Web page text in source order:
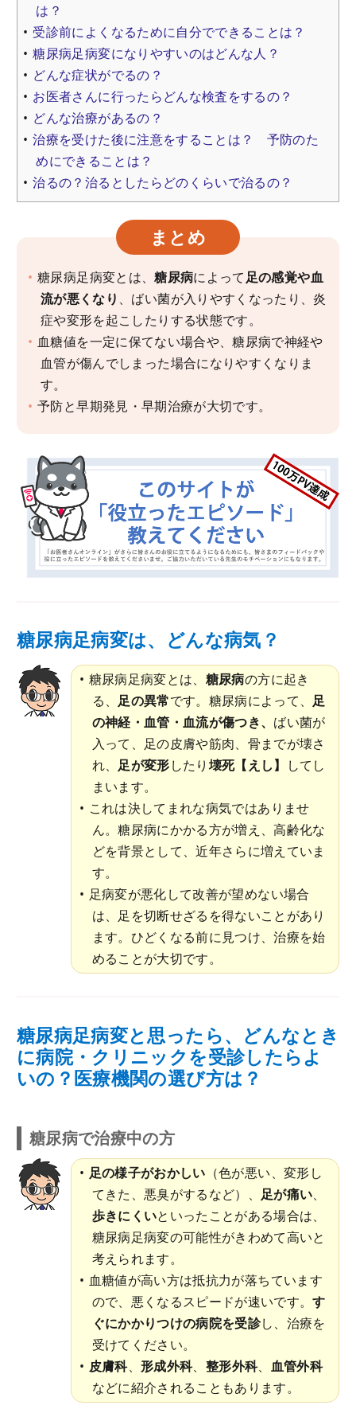
は？
受診前によくなるために自分でできることは？
糖尿病足病変になりやすいのはどんな人？
どんな症状がでるの？
お医者さんに行ったらどんな検査をするの？
どんな治療があるの？
治療を受けた後に注意をすることは？ 予防のた
めにできることは？
治るの？治るとしたらどのくらいで治るの？
まとめ
糖尿病足病変とは、糖尿病によって足の感覚や血
流が悪くなり 、ばい菌が入りやすくなったり、炎
症や変形を起こしたりする状態です。
血糖値を一定に保てない場合や、糖尿病で神経や
血管が傷んでしまった場合になりやすくなりま
す。
予防と早期発見・早期治療が大切です。
糖尿病足病変は、どんな病気？
糖尿病足病変とは、 糖尿病の方に起き
る、 足の異常です。糖尿病によって、 足
の神経・血管・血流が傷つき、 ばい菌が
入って、足の皮膚や筋肉、骨までが壊さ
れ、 足が変形したり 壊死【えし】
してし
まいます。
これは決してまれな病気ではありませ
ん。糖尿病にかかる方が増え、高齢化な
どを背景として、近年さらに増えていま
す。
足病変が悪化して改善が望めない場合
は、足を切断せざるを得ないことがあり
ます。ひどくなる前に見つけ、治療を始
めることが大切です。
糖尿病足病変と思ったら、どんなとき
に病院・クリニックを受診したらよ
いの？医療機関の選び方は？
糖尿病で治療中の方
足の様子がおかしい （色が悪い、変形し
てきた、悪臭がするなど）、 足が痛い、
歩きにくいといったことがある場合は、
糖尿病足病変の可能性がきわめて高いと
考えられます。
血糖値が高い方は抵抗力が落ちています
ので、悪くなるスピードが速いです。す
ぐにかかりつけの病院を受診し、治療を
受けてください。
皮膚科、形成外科、 整形外科、 血管外科
などに紹介されることもあります。